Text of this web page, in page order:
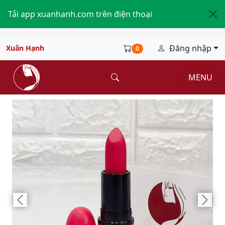
Tải app xuanhanh.com trên điện thoại
Xuân Hạnh 0 Đăng nhập
MENU